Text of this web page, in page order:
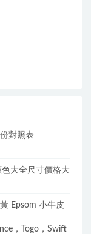
對照表
大全尺寸價格大
Epsom 小牛皮
，Togo，Swift